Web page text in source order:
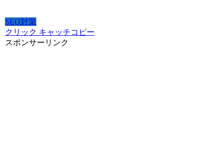
SEO対策
クリック キャッチコピー
スポンサーリンク